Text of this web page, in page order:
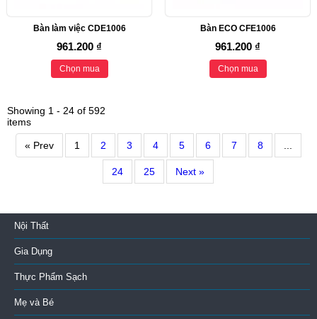
Bàn làm việc CDE1006
961.200 ₫
Chọn mua
Bàn ECO CFE1006
961.200 ₫
Chọn mua
Showing 1 - 24 of 592
items
« Prev 1 2 3 4 5 6 7 8 ...
24 25 Next »
Nội Thất
Gia Dụng
Thực Phẩm Sạch
Mẹ và Bé